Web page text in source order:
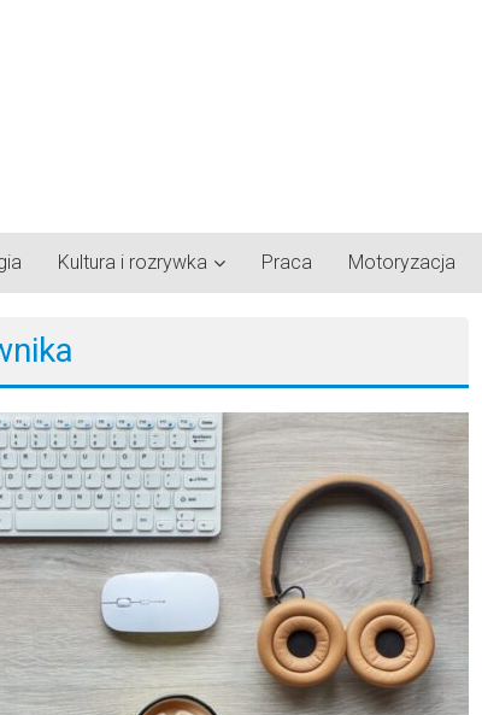
Kultura i rozrywka Praca Motoryzacja